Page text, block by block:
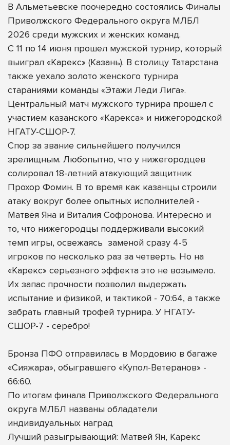
В Альметьевске поочередно состоялись Финалы
Приволжского Федерального округа МЛБЛ
2026 среди мужских и женских команд.
С 11 по 14 июня прошел мужской турнир, который
выиграл «Карекс» (Казань). В столицу Татарстана
также уехало золото женского турнира
стараниями команды «Этажи Леди Лига».
Центральный матч мужского турнира прошел с
участием казанского «Карекса» и нижегородской
НГАТУ-СШОР-7.
Спор за звание сильнейшего получился
зрелищным. Любопытно, что у нижегородцев
солировал 18-летний атакующий защитник
Прохор Фомин. В то время как казанцы строили
атаку вокруг более опытных исполнителей -
Матвея Яна и Виталия Софронова. Интересно и
то, что нижегородцы поддерживали высокий
темп игры, освежаясь заменой сразу 4-5
игроков по несколько раз за четверть. Но на
«Карекс» серьезного эффекта это не возымело.
Их запас прочности позволил выдержать
испытание и физикой, и тактикой - 70:64, а также
забрать главный трофей турнира. У НГАТУ-
СШОР-7 - серебро!
Бронза ПФО отправилась в Мордовию в багаже
«Сияжара», обыгравшего «Купол-Ветеранов» -
66:60.
По итогам финала Приволжского Федерального
округа МЛБЛ названы обладатели
индивидуальных наград
Лучший разыгрывающий: Матвей Ян, Карекс